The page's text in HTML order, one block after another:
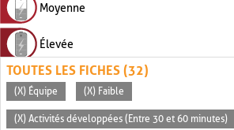
Moyenne
Élevée
TOUTES LES FICHES (32)
(X) Équipe (X) Faible
(X) Activités développées (Entre 30 et 60 minutes)